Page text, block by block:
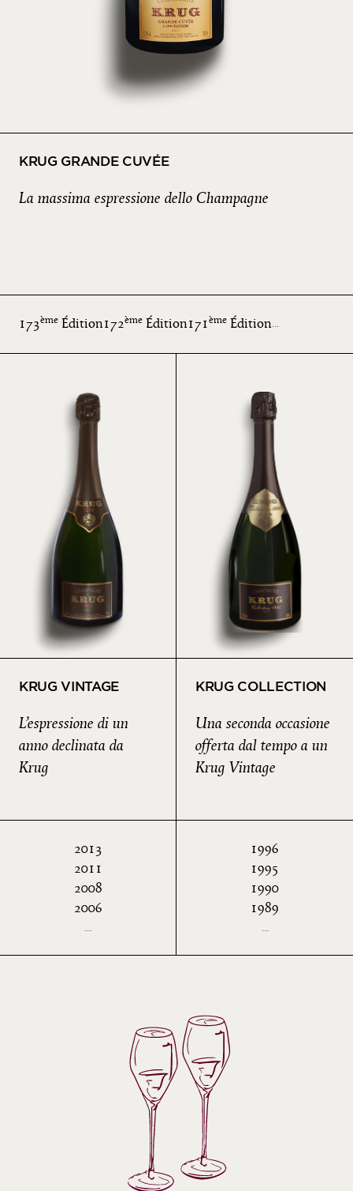
KRUG GRANDE CUVÉE
La massima espressione dello Champagne
173ème Édition172ème Édition171ème Édition
KRUG VINTAGE
L’espressione di un
anno declinata da
Krug
2013
2011
2008
2006
KRUG COLLECTION
Una seconda occasione
offerta dal tempo a un
Krug Vintage
1996
1995
1990
1989